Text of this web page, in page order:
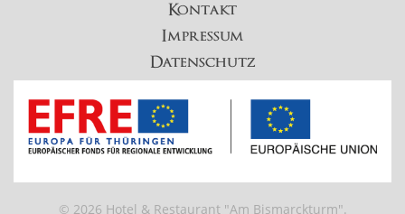
Kontakt
Impressum
Datenschutz
© 2026 Hotel & Restaurant "Am Bismarckturm".